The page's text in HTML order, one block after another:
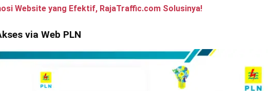
Website yang Efektif, RajaTraffic.com Solusinya!
via Web PLN